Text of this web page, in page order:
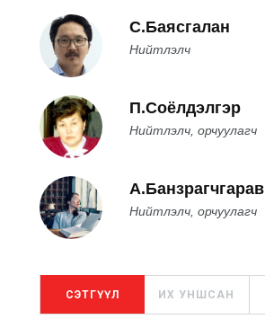
С.Баясгалан
Нийтлэлч
П.Соёлдэлгэр
Нийтлэлч, орчуулагч
А.Банзрагчгарав
Нийтлэлч, орчуулагч
СЭТГҮҮЛ ИХ УНШСАН